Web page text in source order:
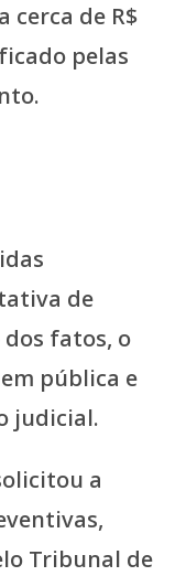
cerca de R$
pelas
de
fatos, o
pública e
judicial.
a
Tribunal de